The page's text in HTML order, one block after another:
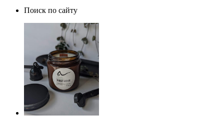
Поиск по сайту